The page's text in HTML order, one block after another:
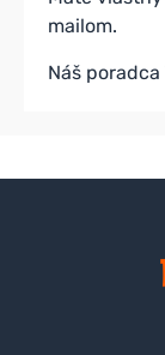
mailom.
Náš